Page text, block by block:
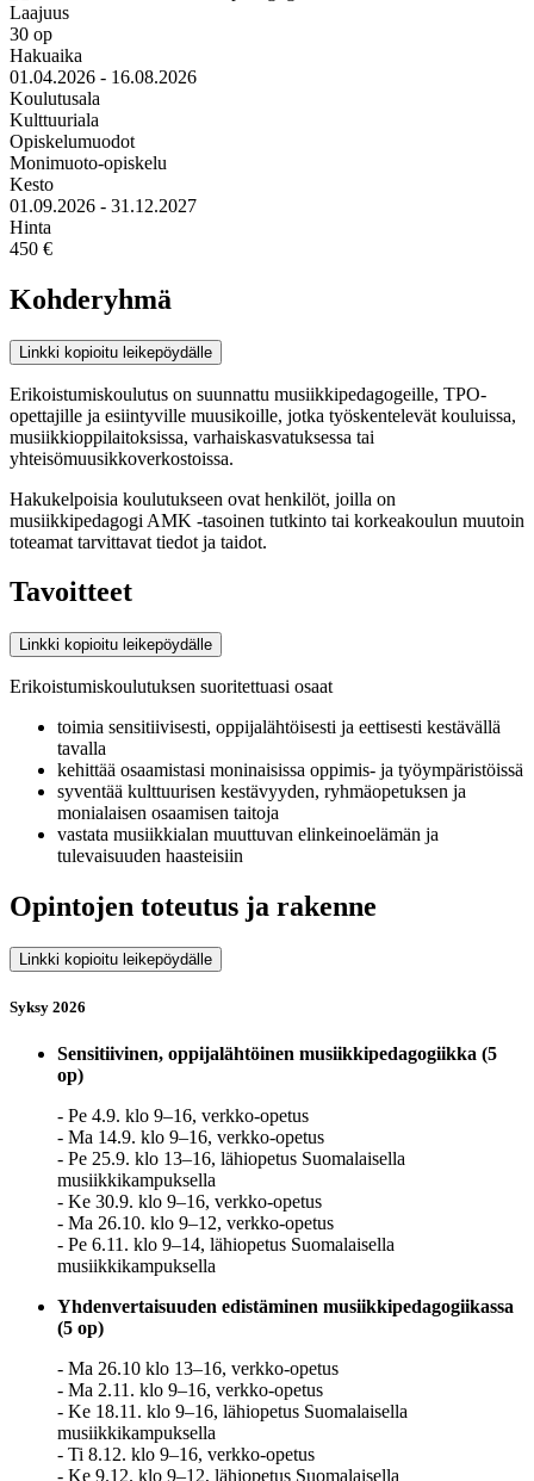
Laajuus
30 op
Hakuaika
01.04.2026 - 16.08.2026
Koulutusala
Kulttuuriala
Opiskelumuodot
Monimuoto-opiskelu
Kesto
01.09.2026 - 31.12.2027
Hinta
450 €
Kohderyhmä
Linkki kopioitu leikepöydälle
Erikoistumiskoulutus on suunnattu musiikkipedagogeille, TPO-
opettajille ja esiintyville muusikoille, jotka työskentelevät kouluissa,
musiikkioppilaitoksissa, varhaiskasvatuksessa tai
yhteisömuusikkoverkostoissa.
Hakukelpoisia koulutukseen ovat henkilöt, joilla on
musiikkipedagogi AMK -tasoinen tutkinto tai korkeakoulun muutoin
toteamat tarvittavat tiedot ja taidot.
Tavoitteet
Linkki kopioitu leikepöydälle
Erikoistumiskoulutuksen suoritettuasi osaat
toimia sensitiivisesti, oppijalähtöisesti ja eettisesti kestävällä
tavalla
kehittää osaamistasi moninaisissa oppimis- ja työympäristöissä
syventää kulttuurisen kestävyyden, ryhmäopetuksen ja
monialaisen osaamisen taitoja
vastata musiikkialan muuttuvan elinkeinoelämän ja
tulevaisuuden haasteisiin
Opintojen toteutus ja rakenne
Linkki kopioitu leikepöydälle
Syksy 2026
Sensitiivinen, oppijalähtöinen musiikkipedagogiikka (5
op)
- Pe 4.9. klo 9–16, verkko-opetus
- Ma 14.9. klo 9–16, verkko-opetus
- Pe 25.9. klo 13–16, lähiopetus Suomalaisella
musiikkikampuksella
- Ke 30.9. klo 9–16, verkko-opetus
- Ma 26.10. klo 9–12, verkko-opetus
- Pe 6.11. klo 9–14, lähiopetus Suomalaisella
musiikkikampuksella
Yhdenvertaisuuden edistäminen musiikkipedagogiikassa
(5 op)
- Ma 26.10 klo 13–16, verkko-opetus
- Ma 2.11. klo 9–16, verkko-opetus
- Ke 18.11. klo 9–16, lähiopetus Suomalaisella
musiikkikampuksella
- Ti 8.12. klo 9–16, verkko-opetus
- Ke 9.12. klo 9–12, lähiopetus Suomalaisella